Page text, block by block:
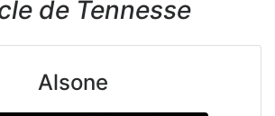
de Tennesse
Alsone